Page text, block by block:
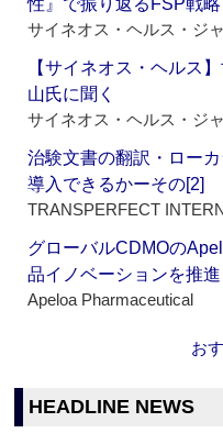
性』で振り返るFSP戦略
サイネオス・ヘルス・ジ
【サイネオス・ヘルス
山氏に聞く
サイネオス・ヘルス・ジ
治験文書の翻訳・ロー
導入できるかーその[2]
TRANSPERFECT
グローバルCDMOの
品イノベーションを推進
Apeloa Pharmaceutical
お
HEADLINE NEWS